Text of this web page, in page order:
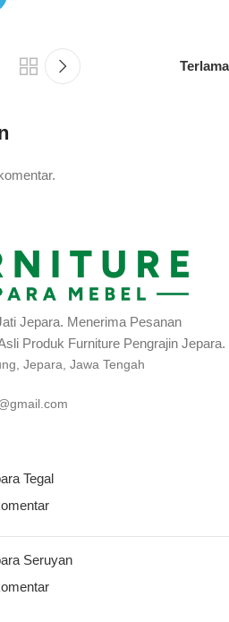
Terlama
Jepara. Menerima Pesanan
Produk Furniture Pengrajin Jepara.
Jepara, Jawa Tengah
Tegal
Seruyan